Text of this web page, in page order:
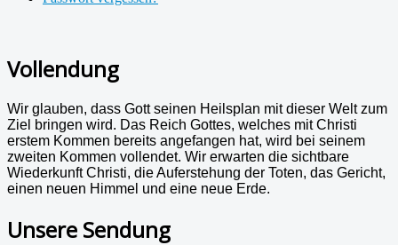
Vollendung
Wir glauben, dass Gott seinen Heilsplan mit dieser Welt zum
Ziel bringen wird. Das Reich Gottes, welches mit Christi
erstem Kommen bereits angefangen hat, wird bei seinem
zweiten Kommen vollendet. Wir erwarten die sichtbare
Wiederkunft Christi, die Auferstehung der Toten, das Gericht,
einen neuen Himmel und eine neue Erde.
Unsere Sendung